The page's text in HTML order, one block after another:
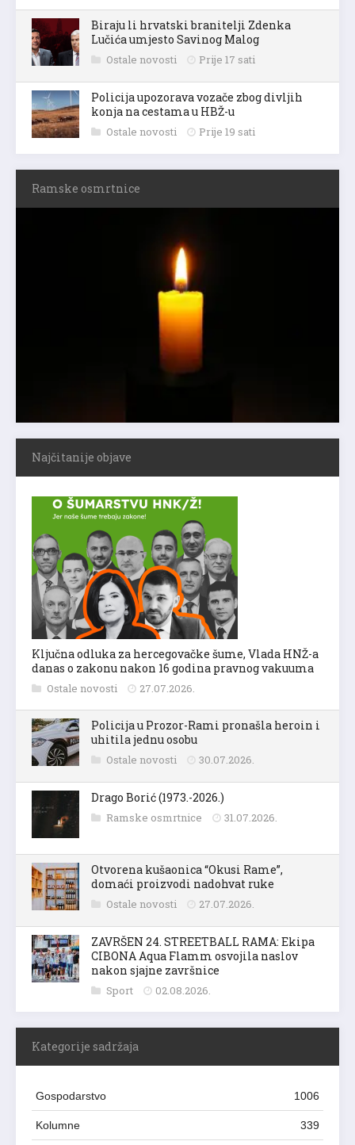
Biraju li hrvatski branitelji Zdenka
Lučića umjesto Savinog Malog
Ostale novosti Prije 17 sati
Policija upozorava vozače zbog divljih
konja na cestama u HBŽ-u
Ostale novosti Prije 19 sati
Ramske osmrtnice
Najčitanije objave
Ključna odluka za hercegovačke šume, Vlada HNŽ-a
danas o zakonu nakon 16 godina pravnog vakuuma
Ostale novosti 27.07.2026.
Policija u Prozor-Rami pronašla heroin i
uhitila jednu osobu
Ostale novosti 30.07.2026.
Drago Borić (1973.-2026.)
Ramske osmrtnice 31.07.2026.
Otvorena kušaonica “Okusi Rame”,
domaći proizvodi nadohvat ruke
Ostale novosti 27.07.2026.
ZAVRŠEN 24. STREETBALL RAMA: Ekipa
CIBONA Aqua Flamm osvojila naslov
nakon sjajne završnice
Sport 02.08.2026.
Kategorije sadržaja
Gospodarstvo 1006
Kolumne 339